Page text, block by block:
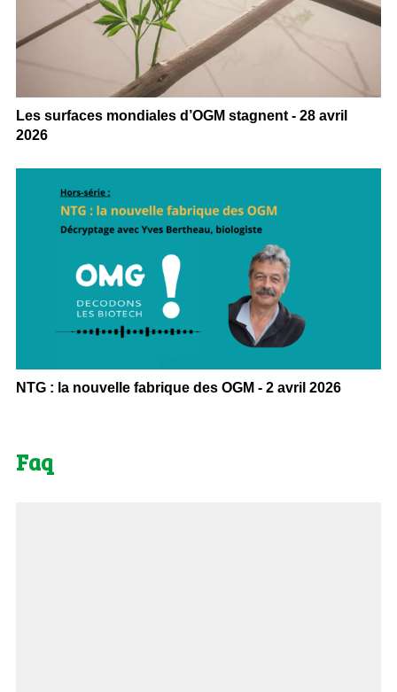
Les surfaces mondiales d’OGM stagnent - 28 avril
2026
NTG : la nouvelle fabrique des OGM - 2 avril 2026
Faq